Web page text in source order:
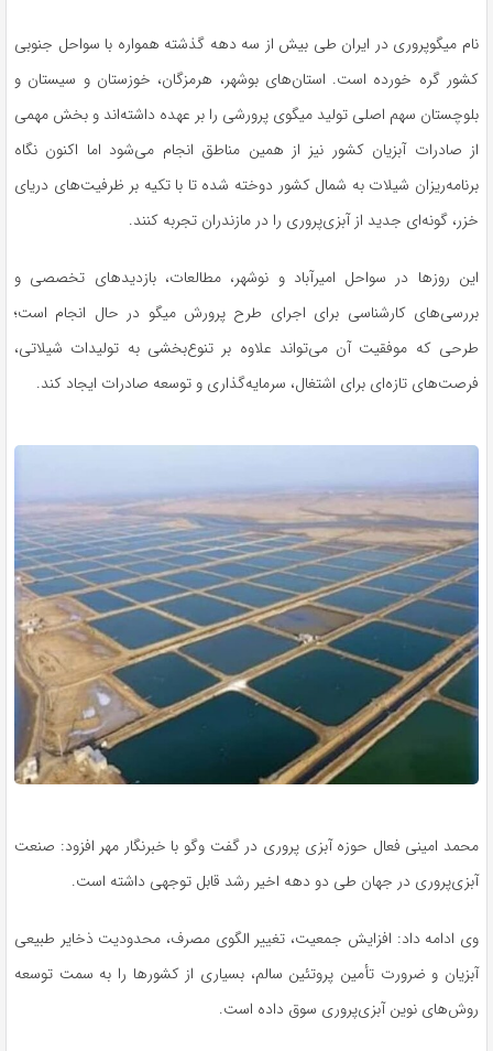
نام میگوپروری در ایران طی بیش از سه دهه گذشته همواره با سواحل جنوبی
کشور گره خورده است. استان‌های بوشهر، هرمزگان، خوزستان و سیستان و
بلوچستان سهم اصلی تولید میگوی پرورشی را بر عهده داشته‌اند و بخش مهمی
از صادرات آبزیان کشور نیز از همین مناطق انجام می‌شود اما اکنون نگاه
برنامه‌ریزان شیلات به شمال کشور دوخته شده تا با تکیه بر ظرفیت‌های دریای
خزر، گونه‌ای جدید از آبزی‌پروری را در مازندران تجربه کنند.
این روزها در سواحل امیرآباد و نوشهر، مطالعات، بازدیدهای تخصصی و
بررسی‌های کارشناسی برای اجرای طرح پرورش میگو در حال انجام است؛
طرحی که موفقیت آن می‌تواند علاوه بر تنوع‌بخشی به تولیدات شیلاتی،
فرصت‌های تازه‌ای برای اشتغال، سرمایه‌گذاری و توسعه صادرات ایجاد کند.
محمد امینی فعال حوزه آبزی پروری در گفت وگو با خبرنگار مهر افزود: صنعت
آبزی‌پروری در جهان طی دو دهه اخیر رشد قابل توجهی داشته است.
وی ادامه داد: افزایش جمعیت، تغییر الگوی مصرف، محدودیت ذخایر طبیعی
آبزیان و ضرورت تأمین پروتئین سالم، بسیاری از کشورها را به سمت توسعه
روش‌های نوین آبزی‌پروری سوق داده است.